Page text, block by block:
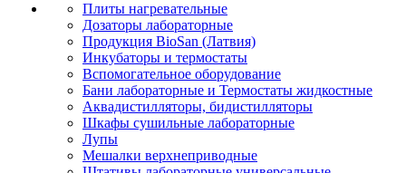
Плиты нагревательные
Дозаторы лабораторные
Продукция BioSan (Латвия)
Инкубаторы и термостаты
Вспомогательное оборудование
Бани лабораторные и Термостаты жидкостные
Аквадистилляторы, бидистилляторы
Шкафы сушильные лабораторные
Лупы
Мешалки верхнеприводные